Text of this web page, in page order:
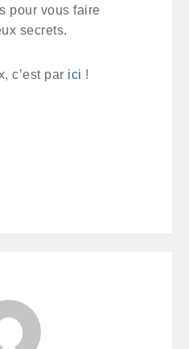
pour vous faire
secrets.
c’est par ici !